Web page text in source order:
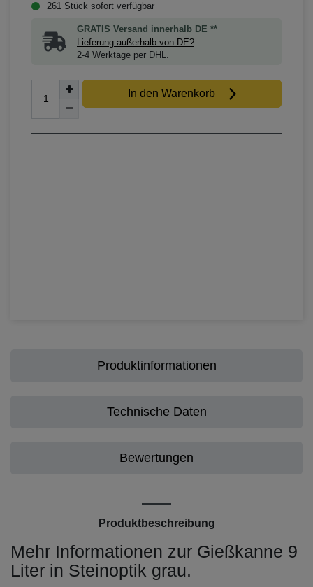
261 Stück sofort verfügbar
GRATIS Versand innerhalb DE **
Lieferung außerhalb von DE?
2-4 Werktage per DHL.
In den Warenkorb
Produktinformationen
Technische Daten
Bewertungen
Produktbeschreibung
Mehr Informationen zur Gießkanne 9
Liter in Steinoptik grau.